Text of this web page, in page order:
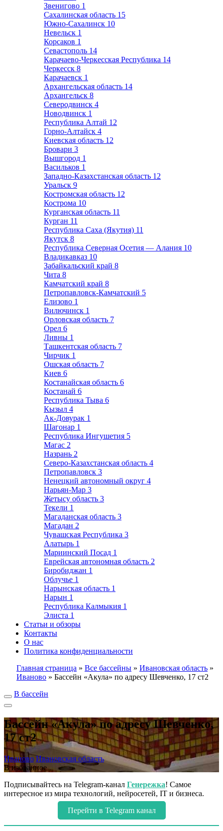
Звенигово 1
Сахалинская область 15
Южно-Сахалинск 10
Невельск 1
Корсаков 1
Севастополь 14
Карачаево-Черкесская Республика 14
Черкесск 8
Карачаевск 1
Архангельская область 14
Архангельск 8
Северодвинск 4
Новодвинск 1
Республика Алтай 12
Горно-Алтайск 4
Киевская область 12
Бровари 3
Вышгород 1
Васильков 1
Западно-Казахстанская область 12
Уральск 9
Костромская область 12
Кострома 10
Курганская область 11
Курган 11
Республика Саха (Якутия) 11
Якутск 8
Республика Северная Осетия — Алания 10
Владикавказ 10
Забайкальский край 8
Чита 8
Камчатский край 8
Петропавловск-Камчатский 5
Елизово 1
Вилючинск 1
Орловская область 7
Орел 6
Ливны 1
Ташкентская область 7
Чирчик 1
Ошская область 7
Киев 6
Костанайская область 6
Костанай 6
Республика Тыва 6
Кызыл 4
Ак-Довурак 1
Шагонар 1
Республика Ингушетия 5
Магас 2
Назрань 2
Северо-Казахстанская область 4
Петропавловск 3
Ненецкий автономный округ 4
Нарьян-Мар 3
Жетысу область 3
Текели 1
Магаданская область 3
Магадан 2
Чувашская Республика 3
Алатырь 1
Мариинский Посад 1
Еврейская автономная область 2
Биробиджан 1
Облучье 1
Нарынская область 1
Нарын 1
Республика Калмыкия 1
Элиста 1
Статьи и обзоры
Контакты
О нас
Политика конфиденциальности
Главная страница » Все бассейны » Ивановская область »
Иваново » Бассейн «Акула» по адресу Шевченко, 17 ст2
В бассейн
Бассейн «Акула» по адресу Шевченко,
17 ст2
Иваново Ивановская область
В избранное
Подписывайтесь на Telegram-канал Генережка! Самое
интересное из мира технологий, нейросетей, IT и бизнеса.
Перейти в Telegram канал